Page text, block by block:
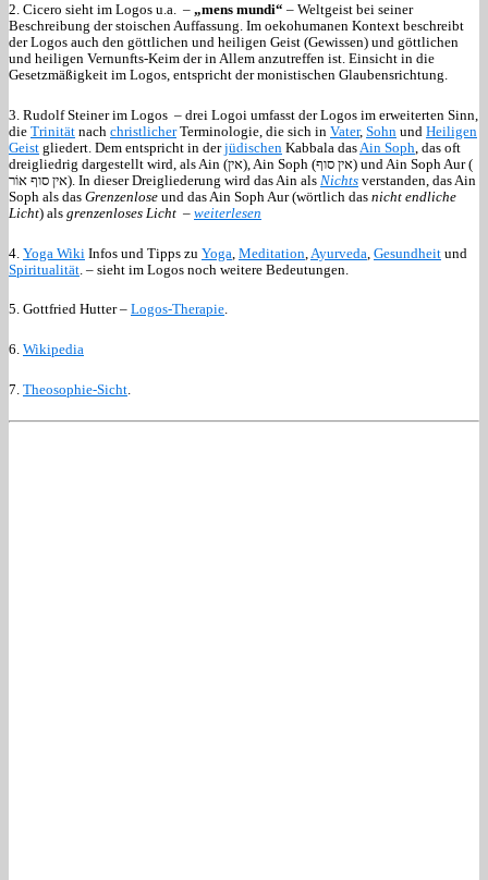
2. Cicero sieht im Logos u.a. – „mens mundi“ – Weltgeist bei seiner
Beschreibung der stoischen Auffassung. Im oekohumanen Kontext beschreibt
der Logos auch den göttlichen und heiligen Geist (Gewissen) und göttlichen
und heiligen Vernunfts-Keim der in Allem anzutreffen ist. Einsicht in die
Gesetzmäßigkeit im Logos, entspricht der monistischen Glaubensrichtung.
3. Rudolf Steiner im Logos – drei Logoi umfasst der Logos im erweiterten Sinn,
die Trinität nach christlicherTerminologie, die sich in Vater, Sohn und Heiligen
Geist gliedert. Dem entspricht in derjüdischen Kabbala das Ain Soph , das oft
dreigliedrig dargestellt wird, als Ain (אין), Ain Soph (אין סוף) und Ain Soph Aur (
אין סוף אוֹר). In dieser Dreigliederung wird das Ain als Nichts verstanden, das Ain
Soph als das Grenzenlose und das Ain Soph Aur (wörtlich das nicht endliche
Licht) als grenzenloses Licht – weiterlesen
4. Yoga Wiki Infos und Tipps zu Yoga Meditation Ayurveda Gesundheit und
Spiritualität . – sieht im Logos noch weitere Bedeutungen.
5. Gottfried Hutter – Logos-Therapie.
6. Wikipedia
7. Theosophie-Sicht